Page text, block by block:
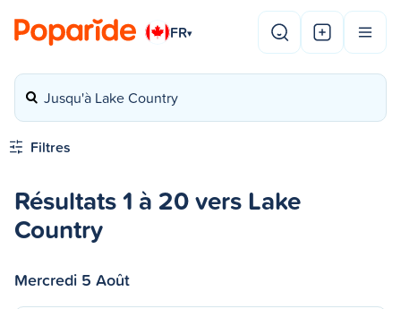
FR▾
Jusqu'à Lake Country
Filtres
Résultats 1 à 20 vers Lake
Country
Mercredi 5 Août